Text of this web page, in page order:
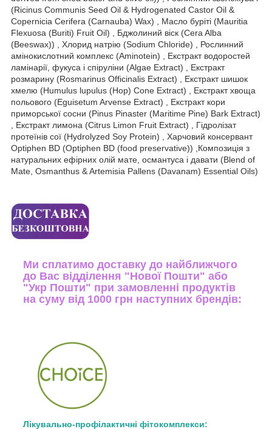
(Ricinus Communis Seed Oil & Hydrogenated Castor Oil &
Copernicia Cerifera (Carnauba) Wax) , Масло буріті (Mauritia
Flexuosa (Buriti) Fruit Oil) , Бджолиний віск (Cera Alba
(Beeswax)) , Хлорид натрію (Sodium Chloride) , Рослинний
амінокислотний комплекс (Aminotein) , Екстракт водоростей
ламінарії, фукуса і спіруліни (Algae Extract) , Екстракт
розмарину (Rosmarinus Officinalis Extract) , Екстракт шишок
хмелю (Humulus lupulus (Hop) Cone Extract) , Екстракт хвоща
польового (Eguisetum Arvense Extract) , Екстракт кори
приморської сосни (Pinus Pinaster (Maritime Pine) Bark Extract)
, Екстракт лимона (Citrus Limon Fruit Extract) , Гідролізат
протеїнів сої (Hydrolyzed Soy Protein) , Харчовий консервант
Optiphen BD (Optiphen BD (food preservative)) ,Композиція з
натуральних ефірних олій мате, османтуса і давати (Blend of
Mate, Osmanthus & Artemisia Pallens (Davanam) Essential Oils)
Ми сплатимо доставку до найближчого
до Вас відділення "Нової Пошти" або
"Укр Пошти" при замовленні продуктів
на суму від 1000 грн наступних брендів:
Лікувально-профілактичні фітокомплекси: